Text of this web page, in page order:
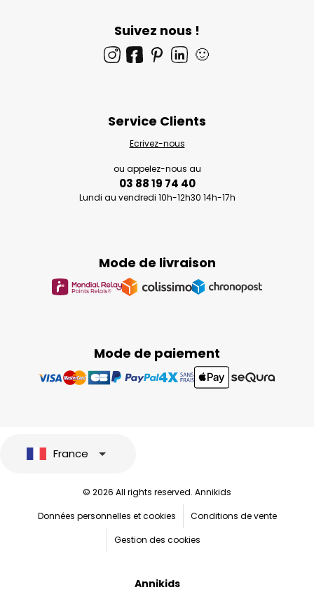
Suivez nous !
🙂
Mode de paiement
Mode de livraison
Service Clients
Ecrivez-nous
ou appelez-nous au
03 88 19 74 40
Lundi au vendredi 10h-12h30 14h-17h
France
© 2026 All rights reserved. Annikids
Données personnelles et cookies
Conditions de vente
Gestion des cookies
Annikids